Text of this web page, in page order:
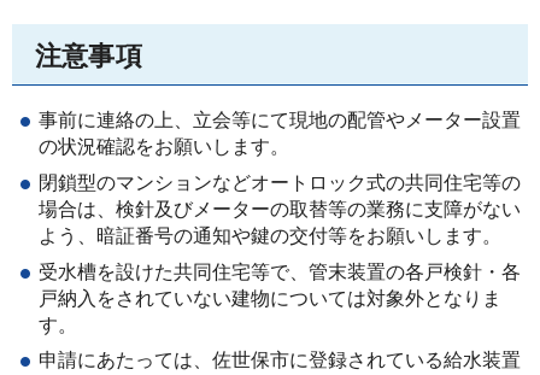
注意事項
事前に連絡の上、立会等にて現地の配管やメーター設置
の状況確認をお願いします。
閉鎖型のマンションなどオートロック式の共同住宅等の
場合は、検針及びメーターの取替等の業務に支障がない
よう、暗証番号の通知や鍵の交付等をお願いします。
受水槽を設けた共同住宅等で、管末装置の各戸検針・各
戸納入をされていない建物については対象外となりま
す。
申請にあたっては、佐世保市に登録されている給水装置